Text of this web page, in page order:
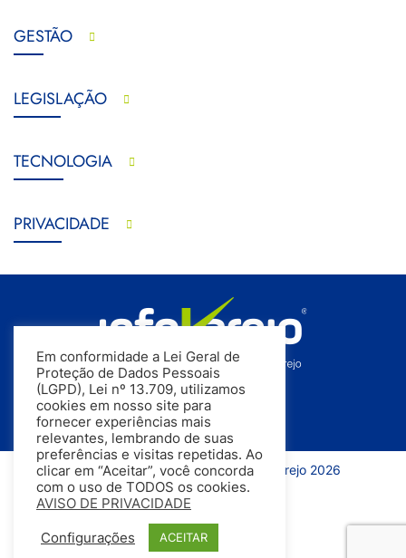
GESTÃO
LEGISLAÇÃO
TECNOLOGIA
PRIVACIDADE
Todos os direitos reservados | InfoVarejo 2026
Em conformidade a Lei Geral de
Proteção de Dados Pessoais
(LGPD), Lei nº 13.709, utilizamos
cookies em nosso site para
fornecer experiências mais
relevantes, lembrando de suas
preferências e visitas repetidas. Ao
clicar em “Aceitar”, você concorda
com o uso de TODOS os cookies.
AVISO DE PRIVACIDADE
Configurações ACEITAR